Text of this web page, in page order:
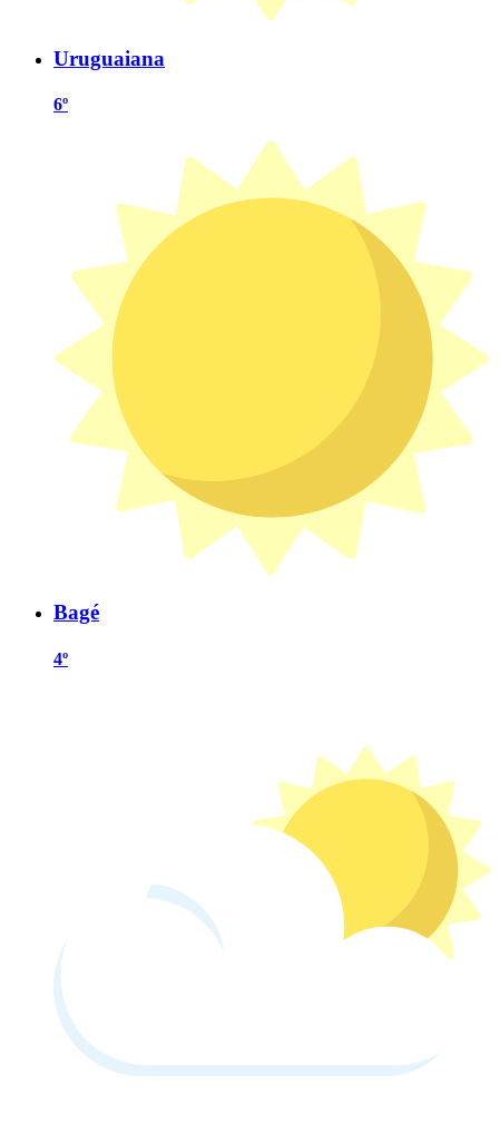
Uruguaiana
6º
Bagé
4º